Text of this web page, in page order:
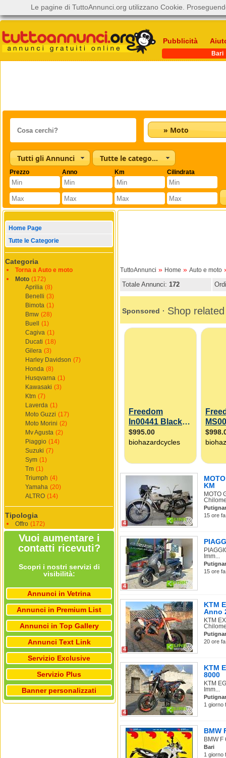
Pubblicità
Bari
» Moto
Tutti gli Annunci Tutte le categorie
Prezzo Anno Km Cilindrata
Home Page
Tutte le Categorie
Categoria
Torna a Auto e moto
Moto (172)
Aprilia (8)
Benelli (3)
Bimota (1)
Bmw (28)
Buell
(1)
Cagiva (1)
Ducati (18)
Gilera (3)
Harley Davidson (7)
Honda (8)
Husqvarna (1)
Kawasaki (3)
Ktm (7)
Laverda (1)
Moto Guzzi (17)
Moto Morini (2)
Mv Agusta (2)
Piaggio (14)
Suzuki (7)
Sym (1)
Tm (1)
Triumph (4)
Yamaha (20)
ALTRO (14)
Tipologia
Offro (172)
Vuoi aumentare i
contatti ricevuti?
Scopri i nostri servizi di
visibilità:
Annunci in Vetrina
Annunci in Premium List
Annunci in Top Gallery
Annunci Text Link
Servizio Exclusive
Servizio Plus
Banner personalizzati
TuttoAnnunci » Home » Auto e moto
Totale Annunci: 172
4
KM
MOTO
15 ore
4
Imm...
15 ore
4
KTM
Anno
KTM
20 ore
4
KTM
8000
KTM
Imm...
1 giorno
BMW
BMW
Bari
1 giorno
Le pagine di TuttoAnnunci.org utilizzano Cookie.